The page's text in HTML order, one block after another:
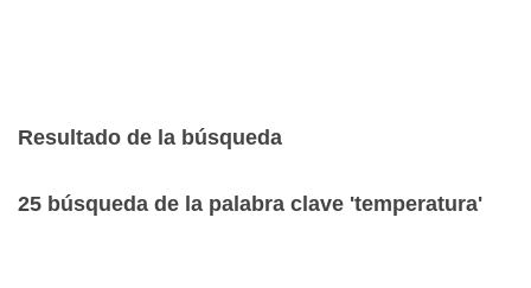
Resultado de la búsqueda
25 búsqueda de la palabra clave 'temperatura'